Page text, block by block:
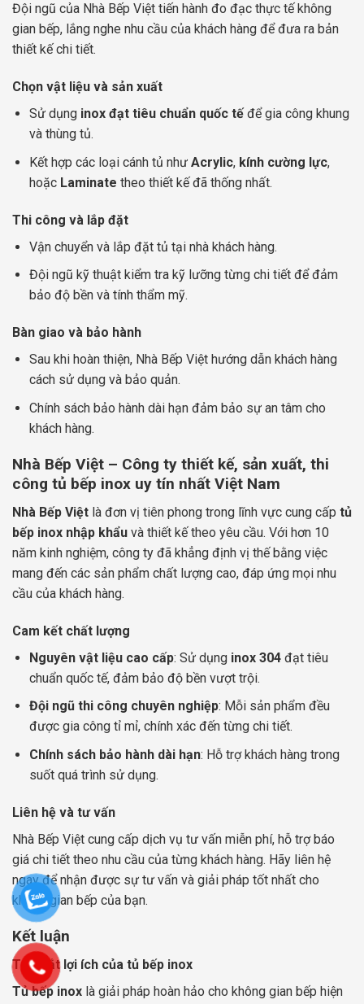
Đội ngũ của Nhà Bếp Việt tiến hành đo đạc thực tế không
gian bếp, lắng nghe nhu cầu của khách hàng để đưa ra bản
thiết kế chi tiết.
Chọn vật liệu và sản xuất
Sử dụng inox đạt tiêu chuẩn quốc tếđể gia công khung
và thùng tủ.
Kết hợp các loại cánh tủ như Acrylic, kính cường lực,
hoặc Laminate theo thiết kế đã thống nhất.
Thi công và lắp đặt
Vận chuyển và lắp đặt tủ tại nhà khách hàng.
Đội ngũ kỹ thuật kiểm tra kỹ lưỡng từng chi tiết để đảm
bảo độ bền và tính thẩm mỹ.
Bàn giao và bảo hành
Sau khi hoàn thiện, Nhà Bếp Việt hướng dẫn khách hàng
cách sử dụng và bảo quản.
Chính sách bảo hành dài hạn đảm bảo sự an tâm cho
khách hàng.
Nhà Bếp Việt – Công ty thiết kế, sản xuất, thi
công tủ bếp inox uy tín nhất Việt Nam
Nhà Bếp Việt là đơn vị tiên phong trong lĩnh vực cung cấp tủ
bếp inox nhập khẩu và thiết kế theo yêu cầu. Với hơn 10
năm kinh nghiệm, công ty đã khẳng định vị thế bằng việc
mang đến các sản phẩm chất lượng cao, đáp ứng mọi nhu
cầu của khách hàng.
Cam kết chất lượng
Nguyên vật liệu cao cấp: Sử dụng inox 304đạt tiêu
chuẩn quốc tế, đảm bảo độ bền vượt trội.
Đội ngũ thi công chuyên nghiệp: Mỗi sản phẩm đều
được gia công tỉ mỉ, chính xác đến từng chi tiết.
Chính sách bảo hành dài hạn: Hỗ trợ khách hàng trong
suốt quá trình sử dụng.
Liên hệ và tư vấn
Nhà Bếp Việt cung cấp dịch vụ tư vấn miễn phí, hỗ trợ báo
giá chi tiết theo nhu cầu của từng khách hàng. Hãy liên hệ
ngay để nhận được sự tư vấn và giải pháp tốt nhất cho
không gian bếp của bạn.
Kết luận
Tóm tắt lợi ích của tủ bếp inox
Tủ bếp inox là giải pháp hoàn hảo cho không gian bếp hiện